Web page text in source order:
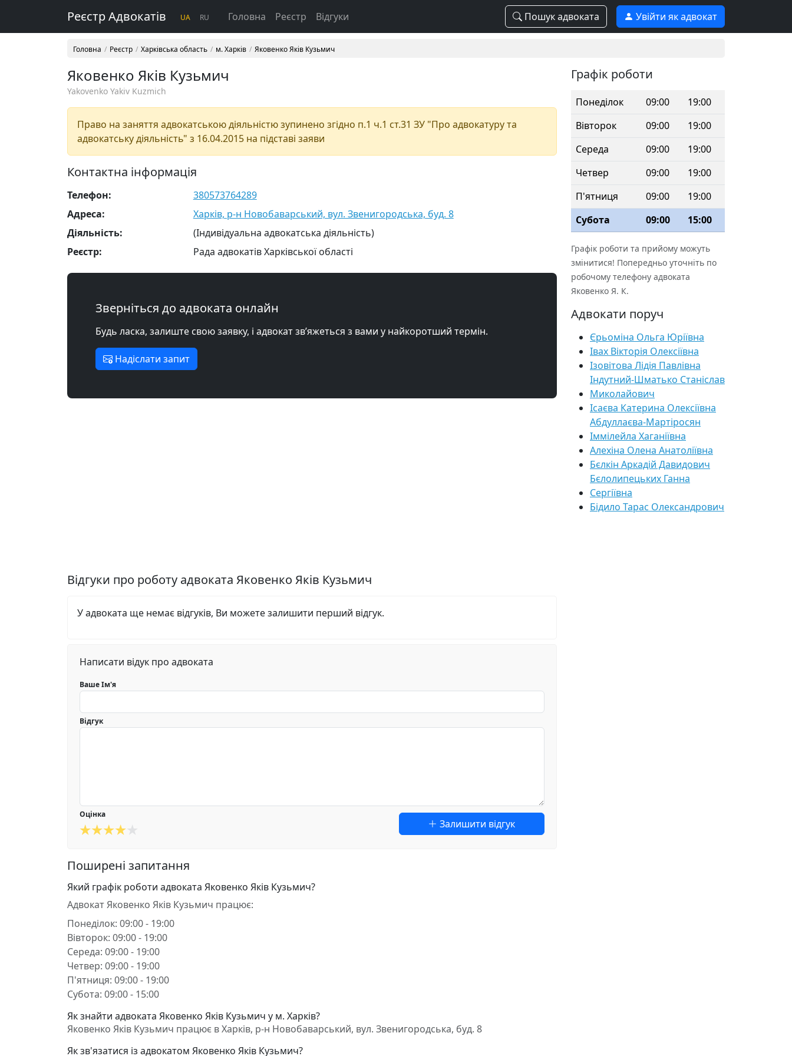
Реєстр Адвокатів UA RU Головна Реєстр Відгуки Пошук адвоката Увійти як адвокат
Головна Реєстр Харківська область м. Харків Яковенко Яків Кузьмич
Яковенко Яків Кузьмич
Yakovenko Yakiv Kuzmich
Право на заняття адвокатською діяльністю зупинено згідно п.1 ч.1 ст.31 ЗУ "Про адвокатуру та
адвокатську діяльність" з 16.04.2015 на підставі заяви
Контактна інформація
Телефон:
380573764289
Адреса:
Харків, р-н Новобаварський, вул. Звенигородська, буд. 8
Діяльність:
(Індивідуальна адвокатська діяльність)
Реєстр:
Рада адвокатів Харківської області
Зверніться до адвоката онлайн
Будь ласка, залиште свою заявку, і адвокат зв’яжеться з вами у найкоротший термін.
Надіслати запит
Відгуки про роботу адвоката Яковенко Яків Кузьмич
У адвоката ще немає відгуків, Ви можете залишити перший відгук.
Написати відук про адвоката
Ваше Ім'я
Відгук
Оцінка
Залишити відгук
Поширені запитання
Який графік роботи адвоката Яковенко Яків Кузьмич?
Адвокат Яковенко Яків Кузьмич працює:
Понеділок: 09:00 - 19:00
Вівторок: 09:00 - 19:00
Середа: 09:00 - 19:00
Четвер: 09:00 - 19:00
П'ятниця: 09:00 - 19:00
Субота: 09:00 - 15:00
Як знайти адвоката Яковенко Яків Кузьмич у м. Харків?
Яковенко Яків Кузьмич працює в Харків, р-н Новобаварський, вул. Звенигородська, буд. 8
Як зв'язатися із адвокатом Яковенко Яків Кузьмич?
Графік роботи
Понеділок 09:00
19:00
Вівторок
09:00
19:00
Середа
09:00
19:00
Четвер
09:00
19:00
П'ятниця
09:00
19:00
Субота
09:00 15:00
Графік роботи та прийому можуть
змінитися! Попередньо уточніть по
робочому телефону адвоката
Яковенко Я. К.
Адвокати поруч
Єрьоміна Ольга Юріївна
Івах Вікторія Олексіївна
Ізовітова Лідія Павлівна
Індутний-Шматько Станіслав
Миколайович
Ісаєва Катерина Олексіївна
Абдуллаєва-Мартіросян
Іммілейла Хаганіївна
Алехіна Олена Анатоліївна
Бєлкін Аркадій Давидович
Бєлолипецьких Ганна
Сергіївна
Бідило Тарас Олександрович